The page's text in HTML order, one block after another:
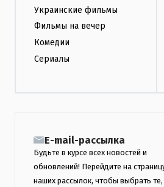
Украинские фильмы
Фильмы на вечер
Комедии
Сериалы
E-mail-рассылка
Будьте в курсе всех новостей и
обновлений! Перейдите на
наших рассылок, чтобы выбрать те,